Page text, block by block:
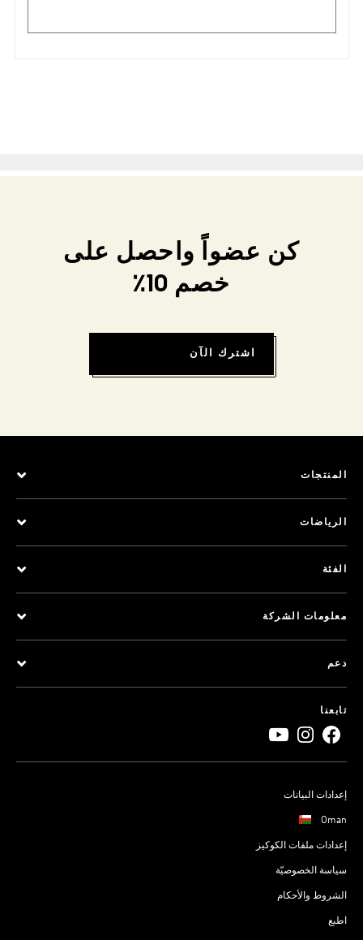
كن عضواً واحصل على
خصم 10٪
اشترك الآن
المنتجات
الرياضات
الفئة
معلومات الشركة
دعم
تابعنا
إعدادات البيانات
Oman
إعدادات ملفات الكوكيز
سياسة الخصوصيّة
الشروط والأحكام
اطبع